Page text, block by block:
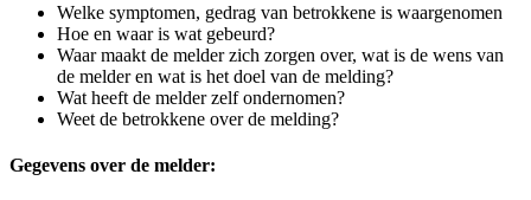
Welke symptomen, gedrag van betrokkene is waargenomen
Hoe en waar is wat gebeurd?
Waar maakt de melder zich zorgen over, wat is de wens van
de melder en wat is het doel van de melding?
Wat heeft de melder zelf ondernomen?
Weet de betrokkene over de melding?
Gegevens over de melder: